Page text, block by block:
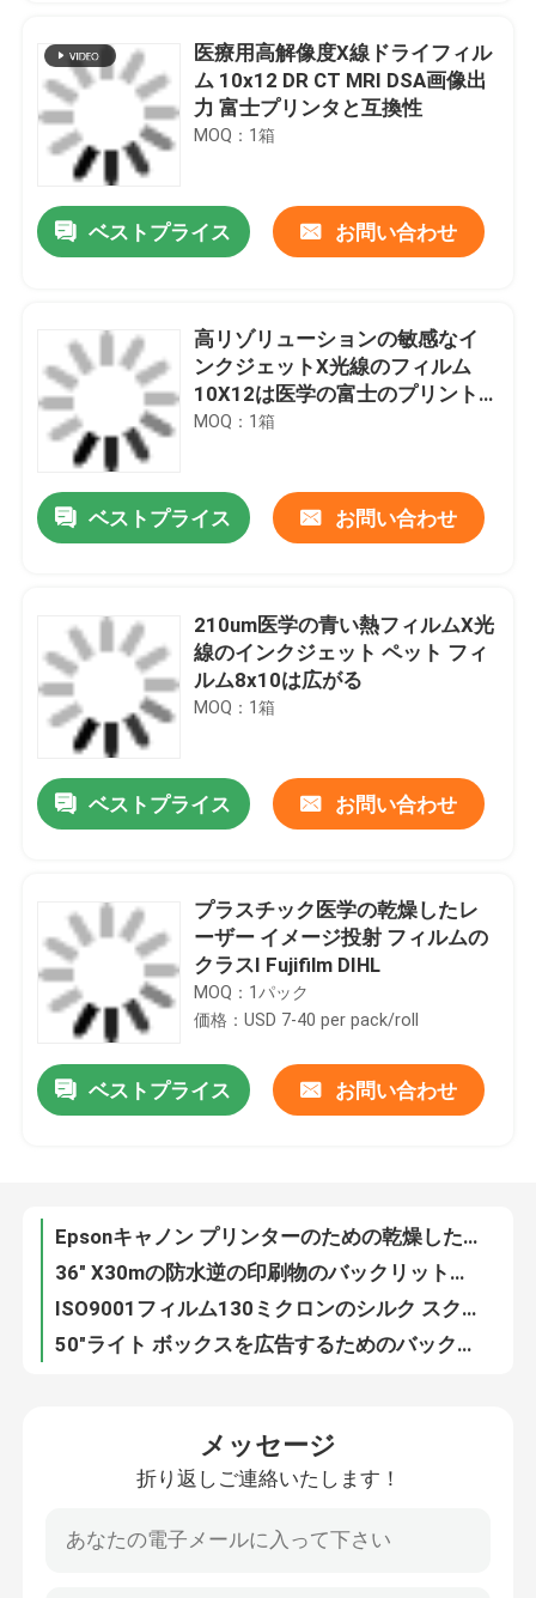
ホーム
製品
お問い合わせ
ニュース
医療用高解像度X線ドライフィル
ム 10x12 DR CT MRI DSA画像出
力 富士プリンタと互換性
MOQ：1箱
ベストプライス お問い合わせ
高リゾリューションの敏感なイ
ンクジェットX光線のフィルム
10X12は医学の富士のプリント
用フィルムをじりじり動かす
MOQ：1箱
ベストプライス お問い合わせ
210um医学の青い熱フィルムX光
線のインクジェット ペット フィ
ルム8x10は広がる
MOQ：1箱
ベストプライス お問い合わせ
プラスチック医学の乾燥したレ
ーザー イメージ投射 フィルムの
クラスI Fujifilm DIHL
MOQ：1パック
価格：USD 7-40 per pack/roll
ベストプライス お問い合わせ
14x17インチの富士X光線のフィルム
195ミクロンはフィルム10x12が富士OKIプリンターのためのレーザーの青X光線のフィルムをじりじり動かすX光線をかわいがる
OEMの放射線学ペットX光線のフィルム11x14はトナーのレーザープリンターによる印刷の医学の青いフィルムをじりじり動かす
メッセージ
折り返しご連絡いたします！